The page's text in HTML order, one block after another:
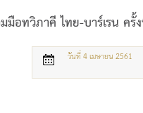
อทวิภาคี ไทย-บาร์เรน ครั้
วันที่ 4 เมษายน 2561